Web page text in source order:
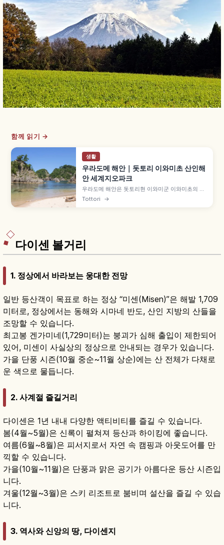
함께 읽기 →
생활
우라도메 해안｜돗토리 이와미초 산인해
안 세계지오파크
우라도메 해안은 돗토리현 이와미군 이와미초의 해
안선으로, 산인해안 유네스코 세계지오파크의 일부,
Tottori →
다이센 볼거리
1. 정상에서 바라보는 웅대한 전망
일반 등산객이 목표로 하는 정상 “미센(Misen)”은 해발 1,709
미터로, 정상에서는 동해와 시마네 반도, 산인 지방의 산들을
조망할 수 있습니다.
최고봉 겐가미네(1,729미터)는 붕괴가 심해 출입이 제한되어
있어, 미센이 사실상의 정상으로 안내되는 경우가 있습니다.
가을 단풍 시즌(10월 중순~11월 상순)에는 산 전체가 다채로
운 색으로 물듭니다.
2. 사계절 즐길거리
다이센은 1년 내내 다양한 액티비티를 즐길 수 있습니다.
봄(4월~5월)은 신록이 펼쳐져 등산과 하이킹에 좋습니다.
여름(6월~8월)은 피서지로서 자연 속 캠핑과 아웃도어를 만
끽할 수 있습니다.
가을(10월~11월)은 단풍과 맑은 공기가 아름다운 등산 시즌입
니다.
겨울(12월~3월)은 스키 리조트로 붐비며 설산을 즐길 수 있습
니다.
3. 역사와 신앙의 땅, 다이센지